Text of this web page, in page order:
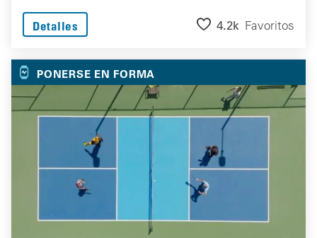
Detalles 4.2k Favoritos
PONERSE EN FORMA